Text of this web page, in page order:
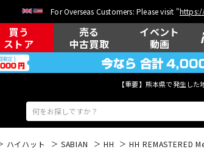
For Overseas Customers: Please visit "
買う
ストア
売る
中古買取
イベント
動画
【重要】熊本県で発生し
ハイハット SABIAN HH HH REMASTERED